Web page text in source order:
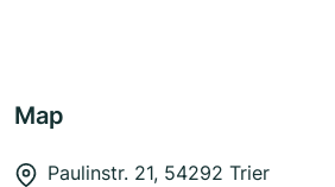
Map
Paulinstr. 21, 54292 Trier